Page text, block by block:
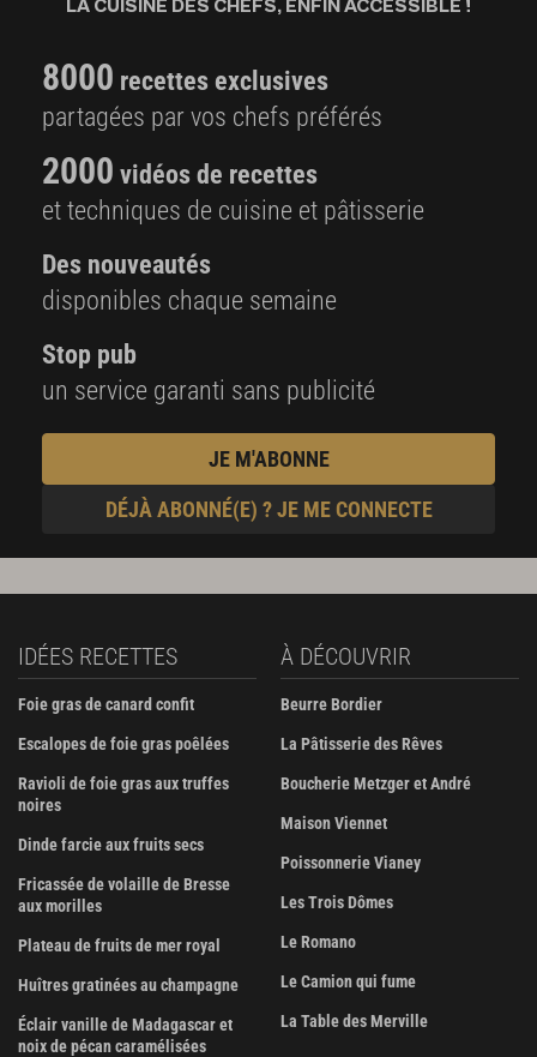
LA CUISINE DES CHEFS, ENFIN ACCESSIBLE !
8000 recettes exclusives
partagées par vos chefs préférés
2000 vidéos de recettes
et techniques de cuisine et pâtisserie
Des nouveautés
disponibles chaque semaine
Stop pub
un service garanti sans publicité
JE M'ABONNE
DÉJÀ ABONNÉ(E) ? JE ME CONNECTE
IDÉES RECETTES
Foie gras de canard confit
Escalopes de foie gras poêlées
Ravioli de foie gras aux truffes
noires
Dinde farcie aux fruits secs
Fricassée de volaille de Bresse
aux morilles
Plateau de fruits de mer royal
Huîtres gratinées au champagne
Éclair vanille de Madagascar et
noix de pécan caramélisées
À DÉCOUVRIR
Beurre Bordier
La Pâtisserie des Rêves
Boucherie Metzger et André
Maison Viennet
Poissonnerie Vianey
Les Trois Dômes
Le Romano
Le Camion qui fume
La Table des Merville